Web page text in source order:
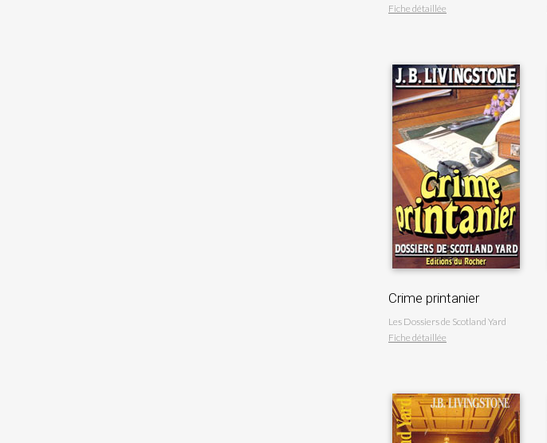
Fiche détaillée
Crime printanier
Les Dossiers de Scotland Yard
Fiche détaillée